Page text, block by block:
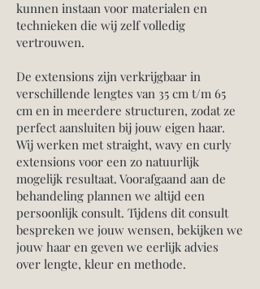
kunnen instaan voor materialen en
technieken die wij zelf volledig
vertrouwen.
De extensions zijn verkrijgbaar in
verschillende lengtes van 35 cm t/m 65
cm en in meerdere structuren, zodat ze
perfect aansluiten bij jouw eigen haar.
Wij werken met straight, wavy en curly
extensions voor een zo natuurlijk
mogelijk resultaat. Voorafgaand aan de
behandeling plannen we altijd een
persoonlijk consult. Tijdens dit consult
bespreken we jouw wensen, bekijken we
jouw haar en geven we eerlijk advies
over lengte, kleur en methode.